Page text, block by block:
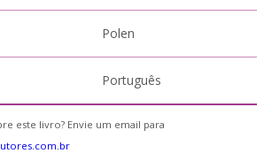
Polen
Português
este livro? Envie um email para